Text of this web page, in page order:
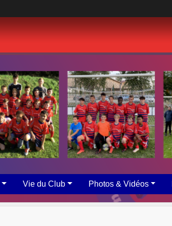
Vie du Club Photos & Vidéos